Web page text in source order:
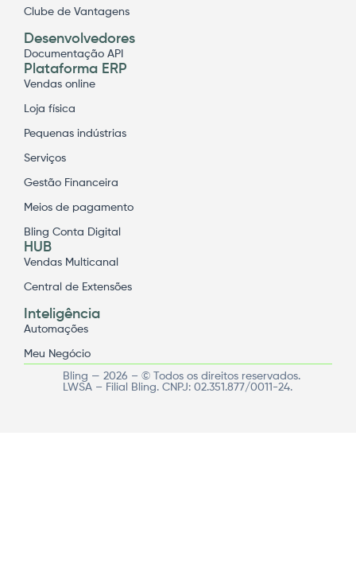
Clube de Vantagens
Desenvolvedores
Documentação API
Plataforma ERP
Vendas online
Loja física
Pequenas indústrias
Serviços
Gestão Financeira
Meios de pagamento
Bling Conta Digital
HUB
Vendas Multicanal
Central de Extensões
Inteligência
Automações
Meu Negócio
Bling — 2026 – © Todos os direitos reservados.
LWSA – Filial Bling. CNPJ: 02.351.877/0011-24.